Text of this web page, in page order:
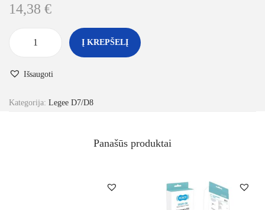
14,38 €
Į KREPŠELĮ
Išsaugoti
Kategorija: Legee D7/D8
Panašūs produktai